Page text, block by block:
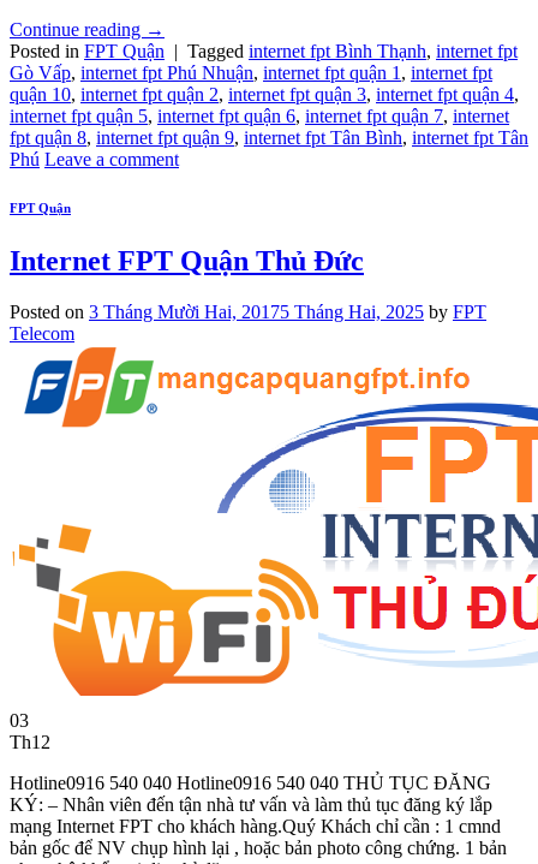
Continue reading →
Posted in FPT Quận | Tagged internet fpt Bình Thạnh, internet fpt
Gò Vấp, internet fpt Phú Nhuận, internet fpt quận 1 , internet fpt
quận 10, internet fpt quận 2, internet fpt quận 3, internet fpt quận 4,
internet fpt quận 5, internet fpt quận 6, internet fpt quận 7, internet
fpt quận 8, internet fpt quận 9, internet fpt Tân Bình, internet fpt Tân
Phú Leave a comment
FPT Quận
Internet FPT Quận Thủ Đức
Posted on 3 Tháng Mười Hai, 20175 Tháng Hai, 2025 by FPT
Telecom
03
Th12
Hotline0916 540 040 Hotline0916 540 040 THỦ TỤC ĐĂNG
KÝ: – Nhân viên đến tận nhà tư vấn và làm thủ tục đăng ký lắp
mạng Internet FPT cho khách hàng.Quý Khách chỉ cần : 1 cmnd
bản gốc để NV chụp hình lại , hoặc bản photo công chứng. 1 bản